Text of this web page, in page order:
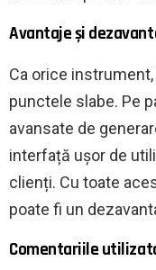
Avantaje și
Ca orice
punctele slabe. Pe
avansate de
interfață ușor de
clienți. Cu toate
poate fi un
Comentariile